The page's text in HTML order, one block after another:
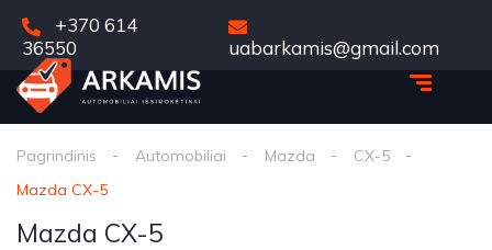
+370 614
36550
uabarkamis@gmail.com
Pagrindinis Automobiliai Mazda
CX-5
Mazda CX-5
Mazda CX-5